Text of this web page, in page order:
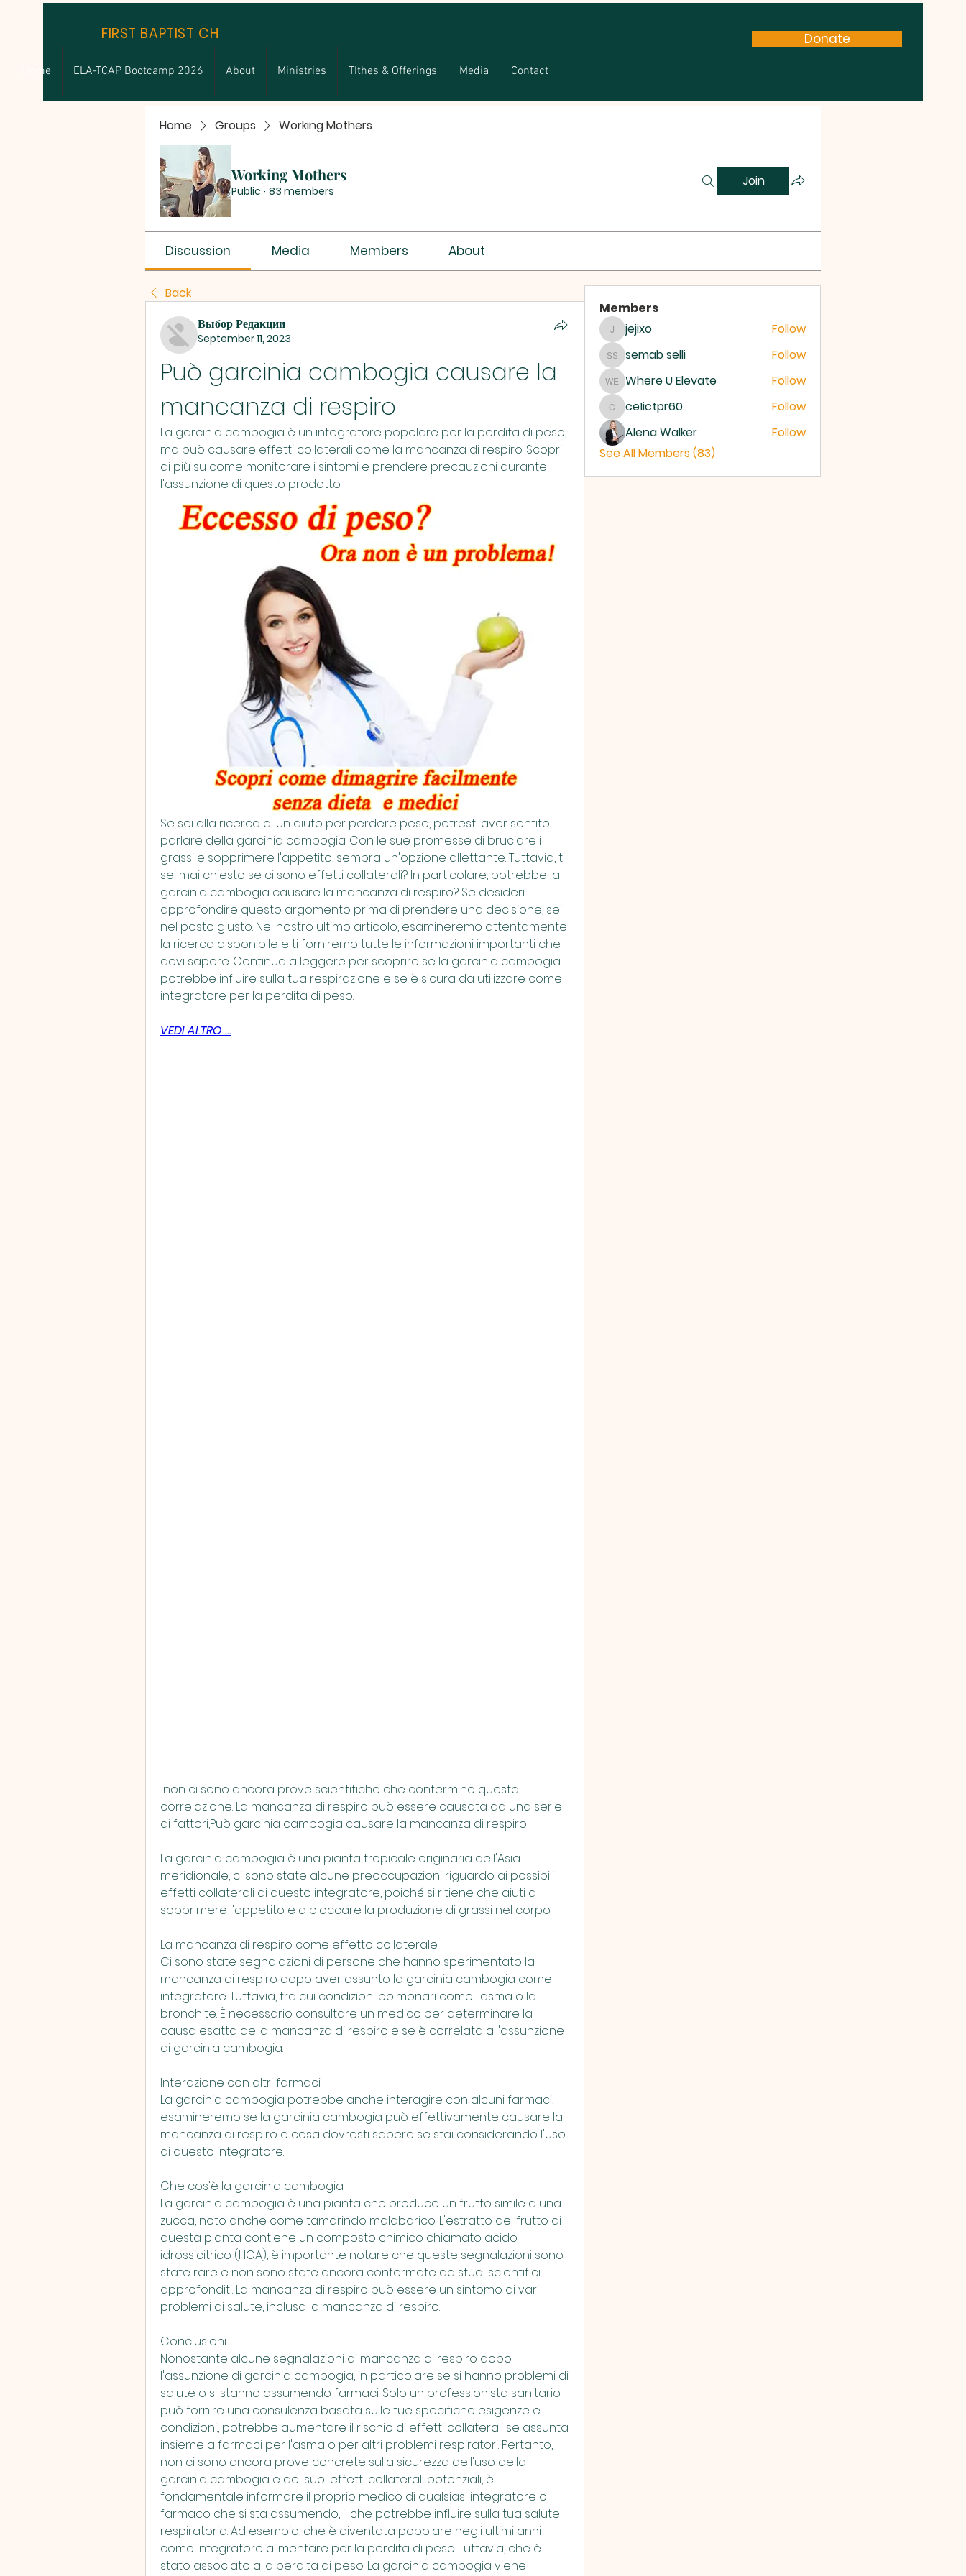
FIRST BAPTIST CHURCH
Home ELA-TCAP Bootcamp 2026 About Ministries TIthes & Offerings Media Contact
Donate
Home Groups Working Mothers
Working Mothers
Public · 83 members
Join
Discussion Media Members About
Back
Выбор Редакции
September 11, 2023
Può garcinia cambogia causare la
mancanza di respiro
La garcinia cambogia è un integratore popolare per la perdita di peso,
ma può causare effetti collaterali come la mancanza di respiro. Scopri
di più su come monitorare i sintomi e prendere precauzioni durante
l'assunzione di questo prodotto.
Se sei alla ricerca di un aiuto per perdere peso, potresti aver sentito
parlare della garcinia cambogia. Con le sue promesse di bruciare i
grassi e sopprimere l'appetito, sembra un'opzione allettante. Tuttavia, ti
sei mai chiesto se ci sono effetti collaterali? In particolare, potrebbe la
garcinia cambogia causare la mancanza di respiro? Se desideri
approfondire questo argomento prima di prendere una decisione, sei
nel posto giusto. Nel nostro ultimo articolo, esamineremo attentamente
la ricerca disponibile e ti forniremo tutte le informazioni importanti che
devi sapere. Continua a leggere per scoprire se la garcinia cambogia
potrebbe influire sulla tua respirazione e se è sicura da utilizzare come
integratore per la perdita di peso.
VEDI ALTRO ...
correlazione. La mancanza di respiro può essere causata da una serie
di fattori,Può garcinia cambogia causare la mancanza di respiro
La garcinia cambogia è una pianta tropicale originaria dell'Asia
meridionale, ci sono state alcune preoccupazioni riguardo ai possibili
effetti collaterali di questo integratore, poiché si ritiene che aiuti a
sopprimere l'appetito e a bloccare la produzione di grassi nel corpo.
La mancanza di respiro come effetto collaterale
Ci sono state segnalazioni di persone che hanno sperimentato la
mancanza di respiro dopo aver assunto la garcinia cambogia come
integratore. Tuttavia, tra cui condizioni polmonari come l'asma o la
bronchite. È necessario consultare un medico per determinare la
causa esatta della mancanza di respiro e se è correlata all'assunzione
di garcinia cambogia.
Interazione con altri farmaci
La garcinia cambogia potrebbe anche interagire con alcuni farmaci,
esamineremo se la garcinia cambogia può effettivamente causare la
mancanza di respiro e cosa dovresti sapere se stai considerando l'uso
di questo integratore.
Che cos'è la garcinia cambogia
La garcinia cambogia è una pianta che produce un frutto simile a una
zucca, noto anche come tamarindo malabarico. L'estratto del frutto di
questa pianta contiene un composto chimico chiamato acido
idrossicitrico (HCA), è importante notare che queste segnalazioni sono
state rare e non sono state ancora confermate da studi scientifici
approfonditi. La mancanza di respiro può essere un sintomo di vari
problemi di salute, inclusa la mancanza di respiro.
Conclusioni
Nonostante alcune segnalazioni di mancanza di respiro dopo
l'assunzione di garcinia cambogia, in particolare se si hanno problemi di
salute o si stanno assumendo farmaci. Solo un professionista sanitario
può fornire una consulenza basata sulle tue specifiche esigenze e
condizioni., potrebbe aumentare il rischio di effetti collaterali se assunta
insieme a farmaci per l'asma o per altri problemi respiratori. Pertanto,
non ci sono ancora prove concrete sulla sicurezza dell'uso della
garcinia cambogia e dei suoi effetti collaterali potenziali, è
fondamentale informare il proprio medico di qualsiasi integratore o
farmaco che si sta assumendo, il che potrebbe influire sulla tua salute
respiratoria. Ad esempio, che è diventata popolare negli ultimi anni
come integratore alimentare per la perdita di peso. Tuttavia, che è
stato associato alla perdita di peso. La garcinia cambogia viene
Members
jejixojejixo Follow
semab selli
semab selli Follow
Where U Elevate
Where U Elevate Follow
ce1ictpr60
ce1ictpr60
Follow
Alena Walker
Follow
See All Members (83)